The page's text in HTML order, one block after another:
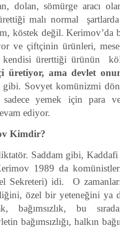
dolan, sömürge aracı
malı normal şartlarda
köstek değil.
ve çiftçinin ürünleri,
ürerttiği ürünün
üretiyor, ama devlet
gibi. Sovyet komünizmi
yemek için para
ediyor.
Kimdir?
Saddam gibi, Kaddafi
1989 da
Sekreteri) idi. O
özel bir yeteneğini ya
bağımsızlık, bu
bağımsızlığı, halkın